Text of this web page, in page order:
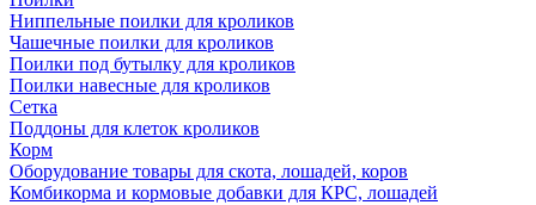
Ниппельные поилки для кроликов
Чашечные поилки для кроликов
Поилки под бутылку для кроликов
Поилки навесные для кроликов
Сетка
Поддоны для клеток кроликов
Корм
Оборудование товары для скота, лошадей, коров
Комбикорма и кормовые добавки для КРС, лошадей